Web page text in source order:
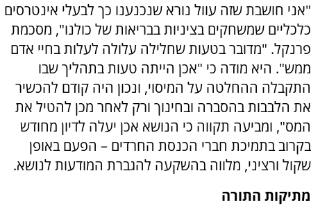
"אני חושבת שזה עוול נורא שנכנענו כך לבעלי אינטרסים
כלכליים שמשחקים בציניות בבריאות של כולנו", מסכמת
פרנקל. "מדובר בטעות שחלילה עלולה לעלות בחיי אדם
ממש". היא מודה כי "אכן הייתה טעות בתהליך שבו
התקבלה ההחלטה על המיסוי, ונכון היה קודם להכשיר
את הלבבות בהסברה ובחינוך ורק לאחר מכן להטיל את
המס", ומביעה תקווה כי הנושא אכן יעלה לדיון מחודש
בקרוב בתמיכת חברי הכנסת החרדים – הפעם באופן
שקול ורציני, מלווה בהשקעה להגברת המודעות לנושא.
מתיקות התורה